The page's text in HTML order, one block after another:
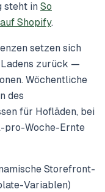
steht in So
Shopify.
setzen sich
Ladens zurück —
Wöchentliche
des
für Hofläden, bei
pro-Woche-Ernte
Storefront-
Variablen)